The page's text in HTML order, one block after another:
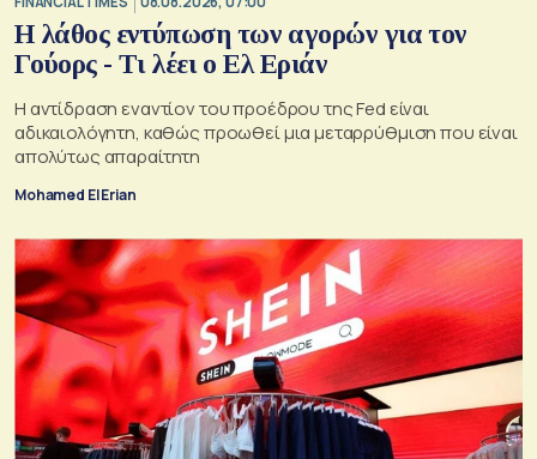
Η λάθος εντύπωση των αγορών για τον
Γούορς - Τι λέει ο Ελ Εριάν
Η αντίδραση εναντίον του προέδρου της Fed είναι
αδικαιολόγητη, καθώς προωθεί μια μεταρρύθμιση που είναι
απολύτως απαραίτητη
Mohamed El Erian